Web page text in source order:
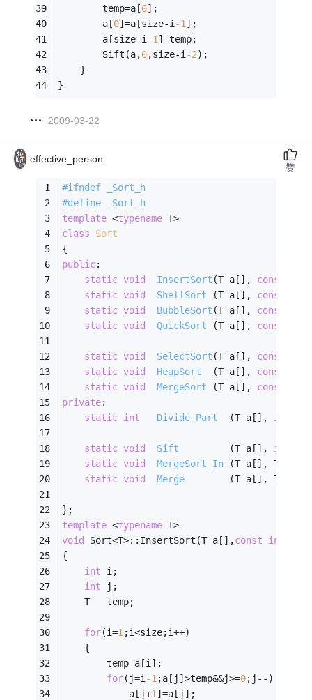
        temp=a[
0];
        a[
0]=a[size-i-1];
        a[size-i
-1]=temp;
        Sift(a,
0,size-i-2
    }
}
2009-03-22
effective_person
#ifndef _Sort_h
#define _Sort_h
template <typename T>
class
Sort
{
public
static void InsertSort (T a[], const
static void ShellSort (T a[], const
static void BubbleSort (T a[], const
static void QuickSort (T a[], const
static void SelectSort (T a[], const
static void HeapSort (T a[], const
static void MergeSort (T a[], const
private
static int Divide_Part (T a[], int
static void Sift (T a[], int
static void MergeSort_In
(T a[], T
static void Merge (T a[], T
};
template <typename T>
void Sort<T>::InsertSort(T a[],const int
{
int i;
int
	T   temp;
for(i=1
	{
for(j=i -1 ;a[j]>temp&&j>=0;j--)
			a[j+
1 ]=a[j];
赞